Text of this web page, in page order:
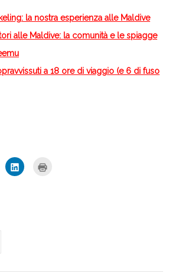
la nostra esperienza alle Maldive
alle Maldive: la comunità e le spiagge
a 18 ore di viaggio (e 6 di fuso
Fai
clic